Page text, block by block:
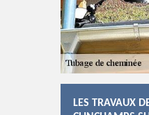
LES TRAVAUX